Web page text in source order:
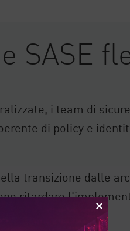
SASE
i team di
di policy e
transizione dalle
ritardare